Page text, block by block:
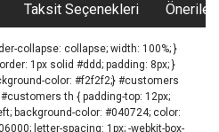
Taksit Seçenekleri
collapse: collapse; width: 100%; }
1px solid #ddd; padding: 8px; }
color: #f2f2f2;} #customers
th { padding-top: 12px;
background-color: #040724; color:
letter-spacing: 1px; -webkit-box-